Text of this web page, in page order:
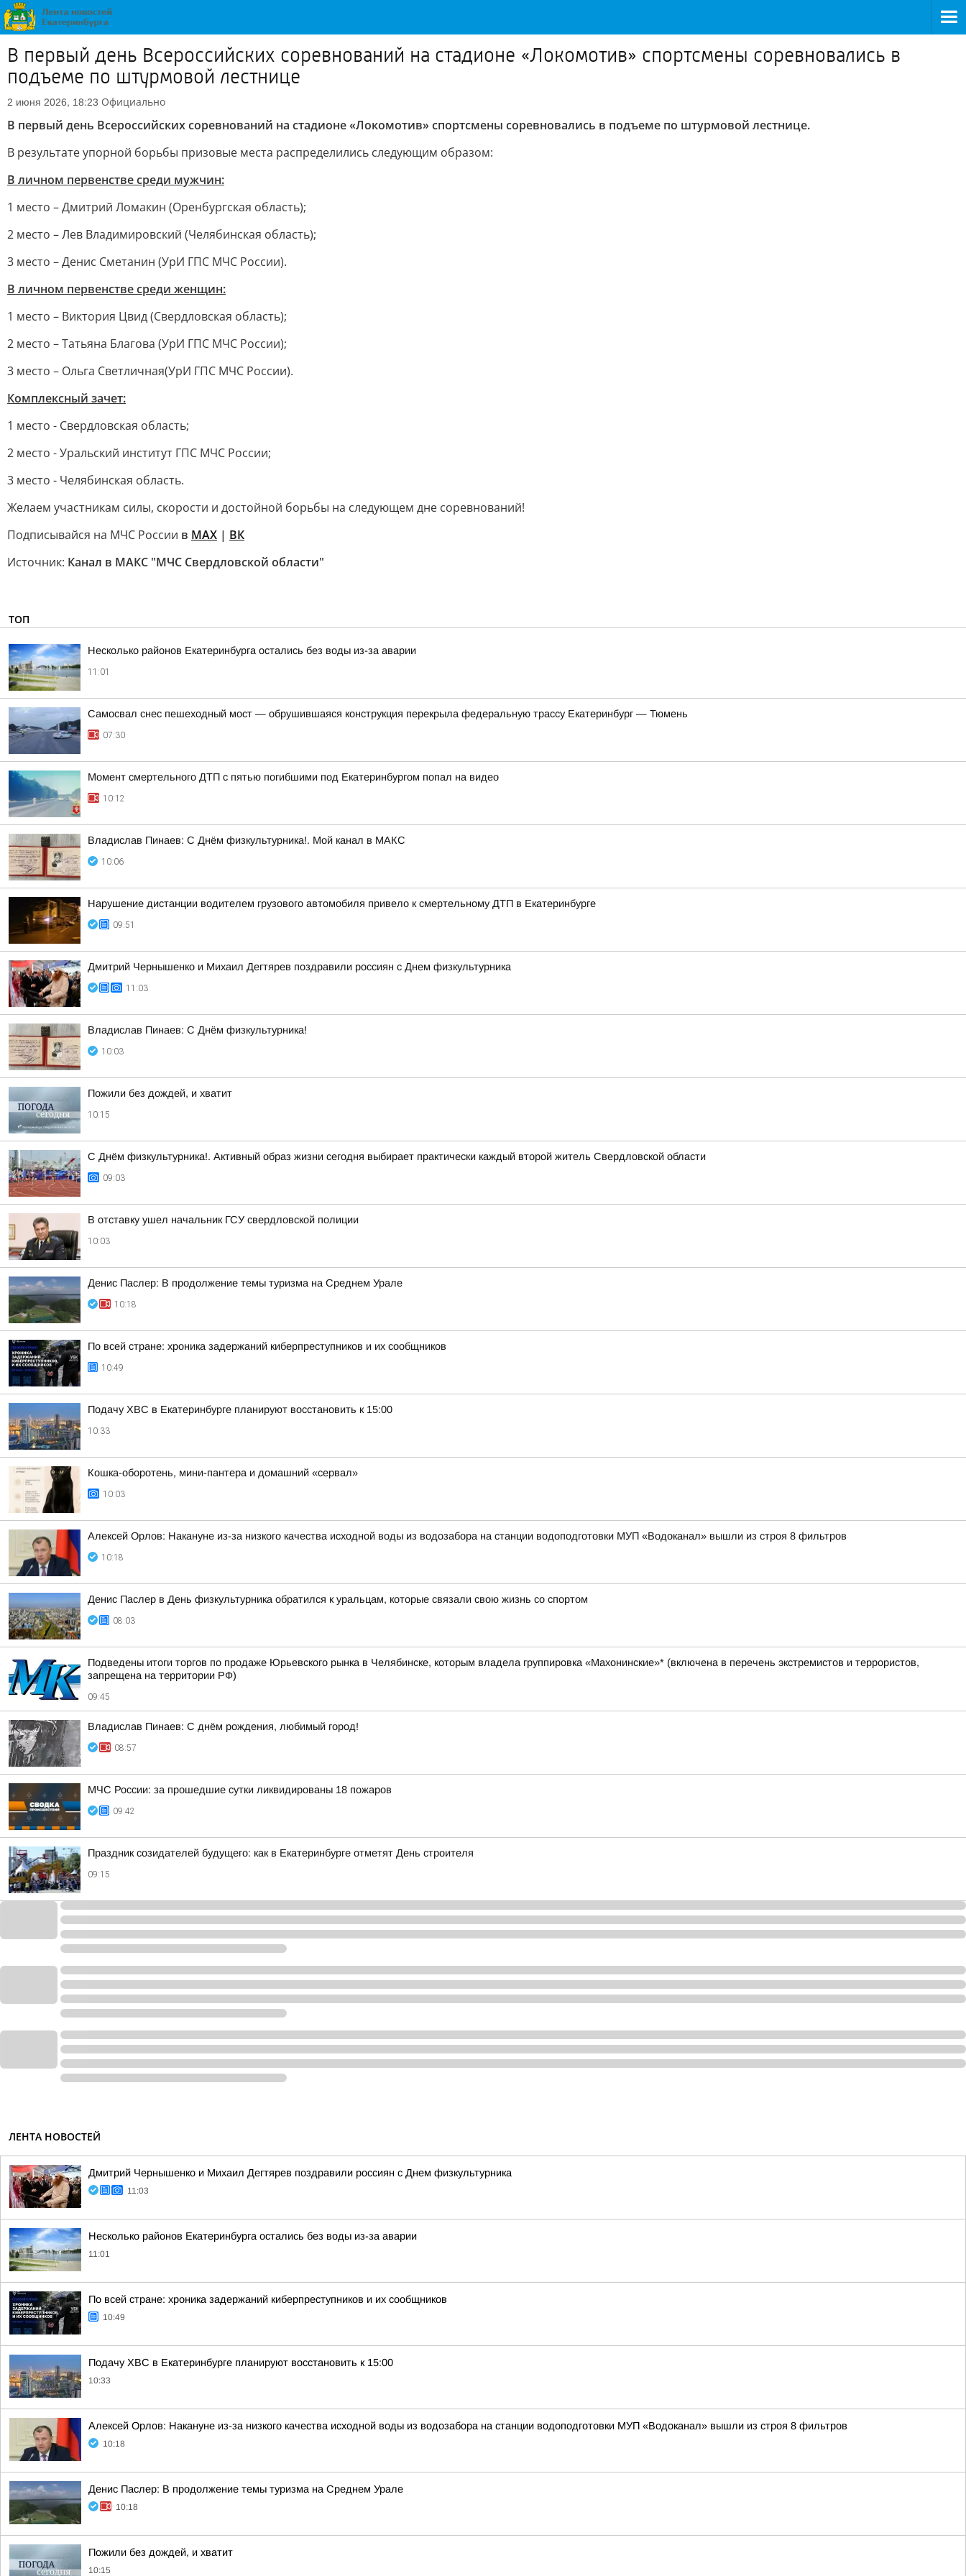
В первый день Всероссийских соревнований на стадионе «Локомотив» спортсмены соревновались в
подъеме по штурмовой лестнице
2 июня 2026, 18:23 Официально
В первый день Всероссийских соревнований на стадионе «Локомотив» спортсмены соревновались в подъеме по штурмовой лестнице.
В результате упорной борьбы призовые места распределились следующим образом:
В личном первенстве среди мужчин:
1 место – Дмитрий Ломакин (Оренбургская область);
2 место – Лев Владимировский (Челябинская область);
3 место – Денис Сметанин (УрИ ГПС МЧС России).
В личном первенстве среди женщин:
1 место – Виктория Цвид (Свердловская область);
2 место – Татьяна Благова (УрИ ГПС МЧС России);
3 место – Ольга Светличная(УрИ ГПС МЧС России).
Комплексный зачет:
1 место - Свердловская область;
2 место - Уральский институт ГПС МЧС России;
3 место - Челябинская область.
Желаем участникам силы, скорости и достойной борьбы на следующем дне соревнований!
Подписывайся на МЧС России в MAX | ВК
Источник: Канал в МАКС "МЧС Свердловской области"
ТОП
Несколько районов Екатеринбурга остались без воды из-за аварии
11:01
Самосвал снес пешеходный мост — обрушившаяся конструкция перекрыла федеральную трассу Екатеринбург — Тюмень
07:30
Момент смертельного ДТП с пятью погибшими под Екатеринбургом попал на видео
10:12
Владислав Пинаев: С Днём физкультурника!. Мой канал в МАКС
10:06
Нарушение дистанции водителем грузового автомобиля привело к смертельному ДТП в Екатеринбурге
09:51
Дмитрий Чернышенко и Михаил Дегтярев поздравили россиян с Днем физкультурника
11:03
Владислав Пинаев: С Днём физкультурника!
10:03
Пожили без дождей, и хватит
10:15
С Днём физкультурника!. Активный образ жизни сегодня выбирает практически каждый второй житель Свердловской области
09:03
В отставку ушел начальник ГСУ свердловской полиции
10:03
Денис Паслер: В продолжение темы туризма на Среднем Урале
10:18
По всей стране: хроника задержаний киберпреступников и их сообщников
10:49
Подачу ХВС в Екатеринбурге планируют восстановить к 15:00
10:33
Кошка-оборотень, мини-пантера и домашний «сервал»
10:03
Алексей Орлов: Накануне из-за низкого качества исходной воды из водозабора на станции водоподготовки МУП «Водоканал» вышли из строя 8 фильтров
10:18
Денис Паслер в День физкультурника обратился к уральцам, которые связали свою жизнь со спортом
08:03
Подведены итоги торгов по продаже Юрьевского рынка в Челябинске, которым владела группировка «Махонинские»* (включена в перечень экстремистов и террористов,
запрещена на территории РФ)
09:45
Владислав Пинаев: С днём рождения, любимый город!
08:57
МЧС России: за прошедшие сутки ликвидированы 18 пожаров
09:42
Праздник созидателей будущего: как в Екатеринбурге отметят День строителя
09:15
ЛЕНТА НОВОСТЕЙ
Дмитрий Чернышенко и Михаил Дегтярев поздравили россиян с Днем физкультурника
11:03
Несколько районов Екатеринбурга остались без воды из-за аварии
11:01
По всей стране: хроника задержаний киберпреступников и их сообщников
10:49
Подачу ХВС в Екатеринбурге планируют восстановить к 15:00
10:33
Алексей Орлов: Накануне из-за низкого качества исходной воды из водозабора на станции водоподготовки МУП «Водоканал» вышли из строя 8 фильтров
10:18
Денис Паслер: В продолжение темы туризма на Среднем Урале
10:18
Пожили без дождей, и хватит
10:15